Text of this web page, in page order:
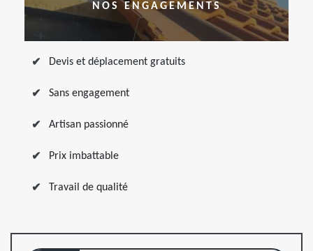
NOS ENGAGEMENTS
Devis et déplacement gratuits
Sans engagement
Artisan passionné
Prix imbattable
Travail de qualité